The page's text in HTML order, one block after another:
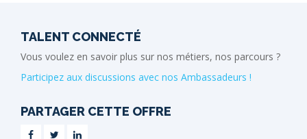
TALENT CONNECTÉ
Vous voulez en savoir plus sur nos métiers, nos parcours ?
Participez aux discussions avec nos Ambassadeurs !
PARTAGER CETTE OFFRE